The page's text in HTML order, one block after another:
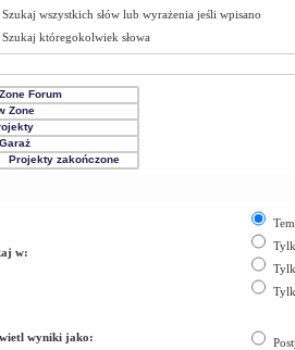
Szukaj wszystkich słów lub wyrażenia jeśli wpisano
Szukaj któregokolwiek słowa
w:
wyniki jako: